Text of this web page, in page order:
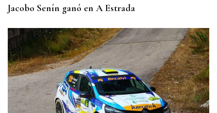
Jacobo Senín ganó en A Estrada